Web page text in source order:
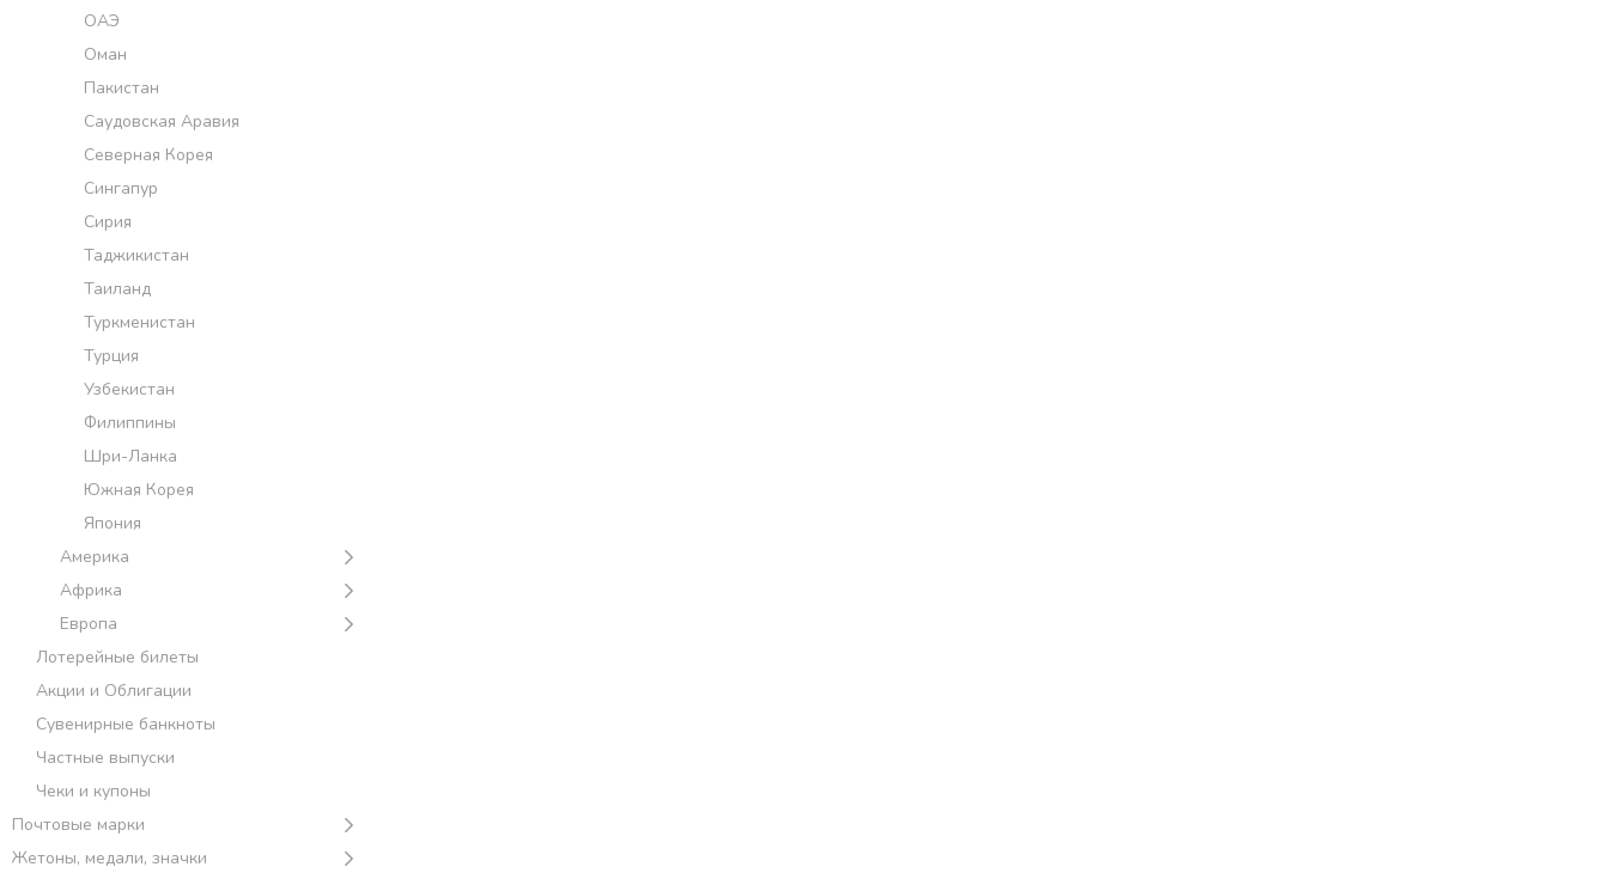
ОАЭ
Оман
Пакистан
Саудовская Аравия
Северная Корея
Сингапур
Сирия
Таджикистан
Таиланд
Туркменистан
Турция
Узбекистан
Филиппины
Шри-Ланка
Южная Корея
Япония
Америка
Африка
Европа
Лотерейные билеты
Акции и Облигации
Сувенирные банкноты
Частные выпуски
Чеки и купоны
Почтовые марки
Жетоны, медали, значки